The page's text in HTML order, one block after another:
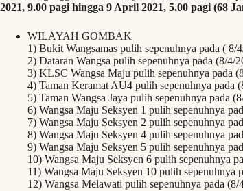
2021, 9.00 pagi hingga 9 April 2021, 5.00 pagi (68
WILAYAH GOMBAK
1) Bukit Wangsamas pulih sepenuhnya pada ( 8/
2) Dataran Wangsa pulih sepenuhnya pada (8/4/
3) KLSC Wangsa Maju pulih sepenuhnya pada
4) Taman Keramat AU4 pulih sepenuhnya pada
5) Taman Wangsa Jaya pulih sepenuhnya pada
6) Wangsa Maju Seksyen 1 pulih sepenuhnya
7) Wangsa Maju Seksyen 2 pulih sepenuhnya
8) Wangsa Maju Seksyen 4 pulih sepenuhnya
9) Wangsa Maju Seksyen 5 pulih sepenuhnya
10) Wangsa Maju Seksyen 6 pulih sepenuhnya
11) Wangsa Maju Seksyen 10 pulih sepenuhnya
12) Wangsa Melawati pulih sepenuhnya pada